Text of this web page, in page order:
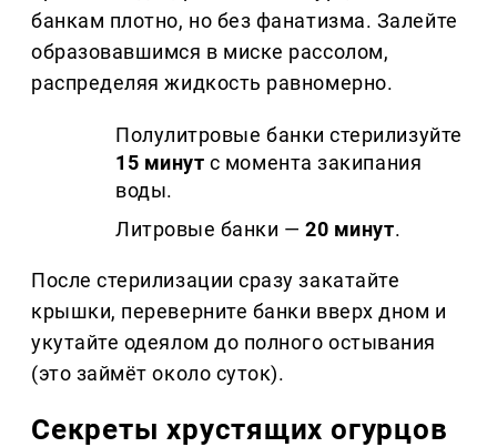
банкам плотно, но без фанатизма. Залейте
образовавшимся в миске рассолом,
распределяя жидкость равномерно.
Полулитровые банки стерилизуйте
15 минут с момента закипания
воды.
Литровые банки —20 минут.
После стерилизации сразу закатайте
крышки, переверните банки вверх дном и
укутайте одеялом до полного остывания
(это займёт около суток).
Секреты хрустящих огурцов